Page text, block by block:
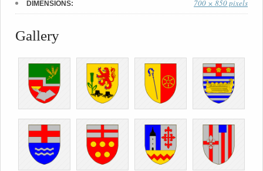
DIMENSIONS: 700 × 850 pixels
Gallery